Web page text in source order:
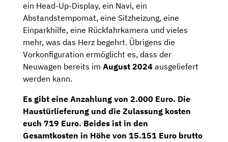
ein Head-Up-Display, ein Navi, ein
Abstandstempomat, eine Sitzheizung, eine
Einparkhilfe, eine Rückfahrkamera und vieles
mehr, was das Herz begehrt. Übrigens die
Vorkonfiguration ermöglicht es, dass der
Neuwagen bereits im August 2024 ausgeliefert
werden kann.
Es gibt eine Anzahlung von 2.000 Euro. Die
Haustürlieferung und die Zulassung kosten
euch 719 Euro. Beides ist in den
Gesamtkosten in Höhe von 15.151 Euro brutto